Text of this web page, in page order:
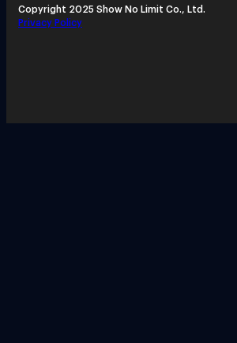
Copyright 2025 Show No Limit Co., Ltd.
Privacy Policy